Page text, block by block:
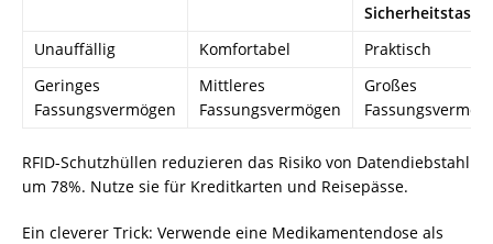
Unauffällig
Komfortabel
Praktisch
Geringes
Fassungsvermögen
Mittleres
Fassungsvermögen
Großes
RFID-Schutzhüllen reduzieren das Risiko von Datendiebstahl
um 78%. Nutze sie für Kreditkarten und Reisepässe.
Ein cleverer Trick: Verwende eine Medikamentendose als